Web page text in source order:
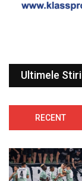
Ultimele Stiri
RECENT